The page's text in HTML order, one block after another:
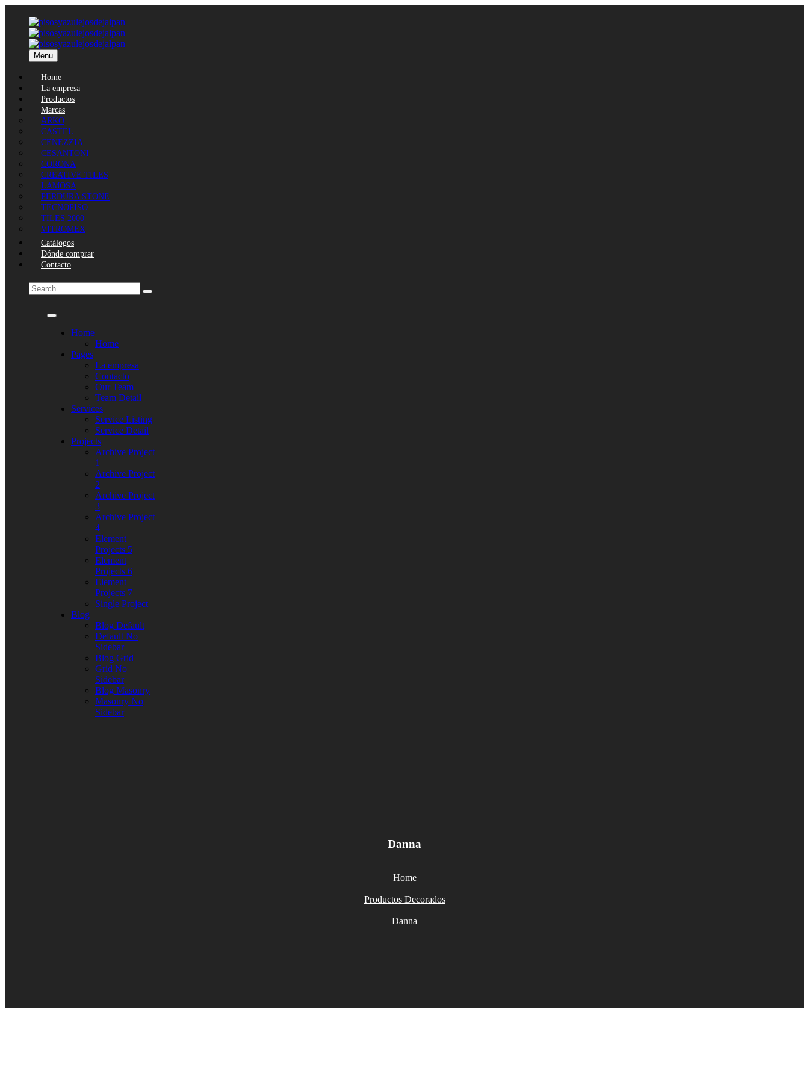
Menu
Home
La empresa
Productos
Marcas
ARKO
CASTEL
CENEZZIA
CESANTONI
CORONA
CREATIVE TILES
LAMOSA
PERDURA STONE
TECNOPISO
TILES 2000
VITROMEX
Catálogos
Dónde comprar
Contacto
Home
Home
Pages
La empresa
Contacto
Our Team
Team Detail
Services
Service Listing
Service Detail
Projects
Archive Project
1
Archive Project
2
Archive Project
3
Archive Project
4
Element
Projects 5
Element
Projects 6
Element
Projects 7
Single Project
Blog
Blog Default
Default No
Sidebar
Blog Grid
Grid No
Sidebar
Blog Masonry
Masonry No
Sidebar
Danna
Home
Productos Decorados
Danna